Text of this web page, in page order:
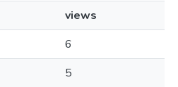
views
6
5